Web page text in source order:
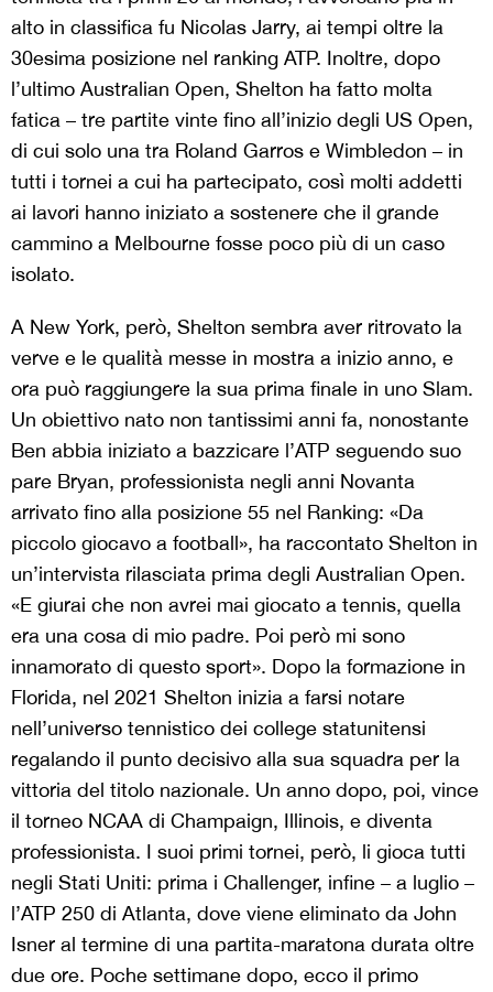
alto in classifica fu Nicolas Jarry, ai tempi oltre la
30esima posizione nel ranking ATP. Inoltre, dopo
l’ultimo Australian Open, Shelton ha fatto molta
fatica – tre partite vinte fino all’inizio degli US Open,
di cui solo una tra Roland Garros e Wimbledon – in
tutti i tornei a cui ha partecipato, così molti addetti
ai lavori hanno iniziato a sostenere che il grande
cammino a Melbourne fosse poco più di un caso
isolato.
A New York, però, Shelton sembra aver ritrovato la
verve e le qualità messe in mostra a inizio anno, e
ora può raggiungere la sua prima finale in uno Slam.
Un obiettivo nato non tantissimi anni fa, nonostante
Ben abbia iniziato a bazzicare l’ATP seguendo suo
pare Bryan, professionista negli anni Novanta
arrivato fino alla posizione 55 nel Ranking: «Da
piccolo giocavo a football», ha raccontato Shelton in
un’intervista rilasciata prima degli Australian Open.
«E giurai che non avrei mai giocato a tennis, quella
era una cosa di mio padre. Poi però mi sono
innamorato di questo sport». Dopo la formazione in
Florida, nel 2021 Shelton inizia a farsi notare
nell’universo tennistico dei college statunitensi
regalando il punto decisivo alla sua squadra per la
vittoria del titolo nazionale. Un anno dopo, poi, vince
il torneo NCAA di Champaign, Illinois, e diventa
professionista. I suoi primi tornei, però, li gioca tutti
negli Stati Uniti: prima i Challenger, infine – a luglio –
l’ATP 250 di Atlanta, dove viene eliminato da John
Isner al termine di una partita-maratona durata oltre
due ore. Poche settimane dopo, ecco il primo